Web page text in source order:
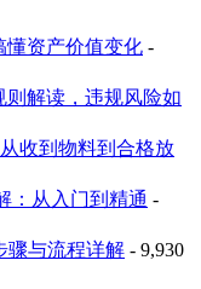
懂资产价值变化 -
解读，违规风险如
收到物料到合格放
：从入门到精通 -
骤与流程详解 - 9,930